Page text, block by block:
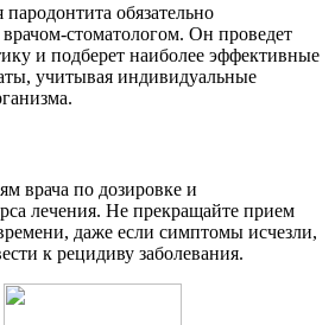
обязательно
врачом-стоматологом. Он проведет
и подберет наиболее эффективные
учитывая индивидуальные
врача по дозировке и
лечения. Не прекращайте прием
даже если симптомы исчезли,
к рецидиву заболевания.